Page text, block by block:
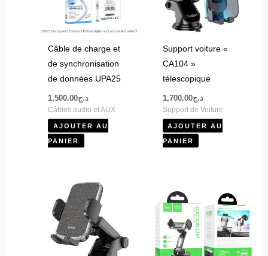
Câble de charge et
de synchronisation
de données UPA25
د.ج1,500.00
Câbles audio et AUX
AJOUTER AU
PANIER
Support voiture «
CA104 »
télescopique
د.ج1,700.00
Support de Voiture
AJOUTER AU
PANIER